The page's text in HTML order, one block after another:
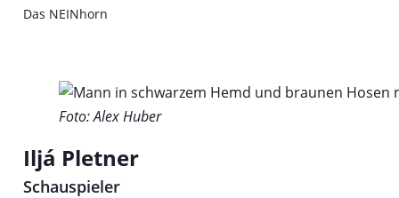
Das NEINhorn
Foto: Alex Huber
Iljá Pletner
Schauspieler